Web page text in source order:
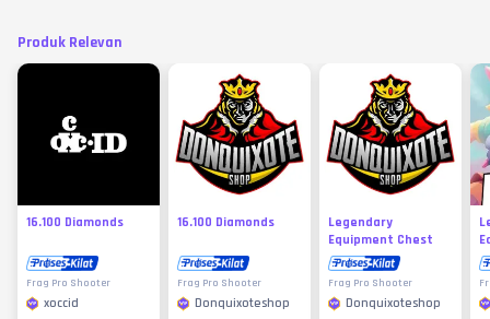
Produk Relevan
16.100 Diamonds
Frag Pro Shooter
xoccid
16.100 Diamonds
Frag Pro Shooter
Donquixoteshop
Legendary
Equipment Chest
Frag Pro Shooter
Donquixoteshop